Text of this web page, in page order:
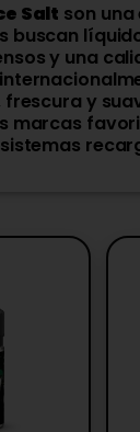
Salt son
buscan
y una
y
marcas